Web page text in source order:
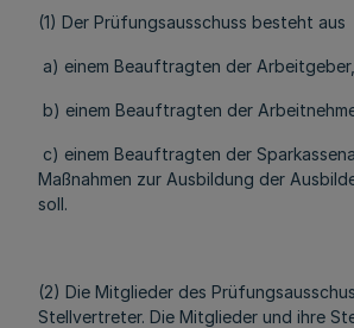
(1) Der Prüfungsausschuss besteht aus
a) einem Beauftragten der Arbeitgeber,
b) einem Beauftragten der
c) einem Beauftragten der
Maßnahmen zur Ausbildung der
soll.
(2) Die Mitglieder des
Stellvertreter. Die Mitglieder und ihre